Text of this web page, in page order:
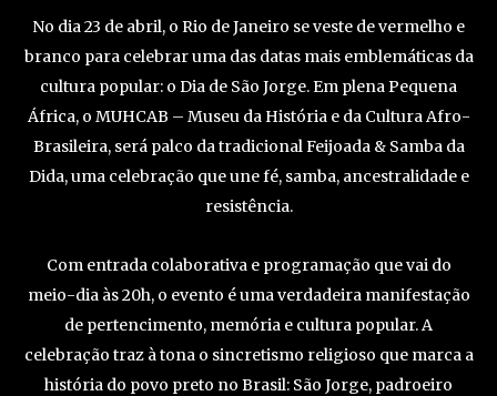
No dia 23 de abril, o Rio de Janeiro se veste de vermelho e
branco para celebrar uma das datas mais emblemáticas da
cultura popular: o Dia de São Jorge. Em plena Pequena
África, o MUHCAB – Museu da História e da Cultura Afro-
Brasileira, será palco da tradicional Feijoada & Samba da
Dida, uma celebração que une fé, samba, ancestralidade e
resistência.
Com entrada colaborativa e programação que vai do
meio-dia às 20h, o evento é uma verdadeira manifestação
de pertencimento, memória e cultura popular. A
celebração traz à tona o sincretismo religioso que marca a
história do povo preto no Brasil: São Jorge, padroeiro